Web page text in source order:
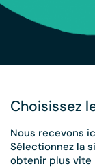
Choisissez
Nous recevons
Sélectionnez la
obtenir plus vite